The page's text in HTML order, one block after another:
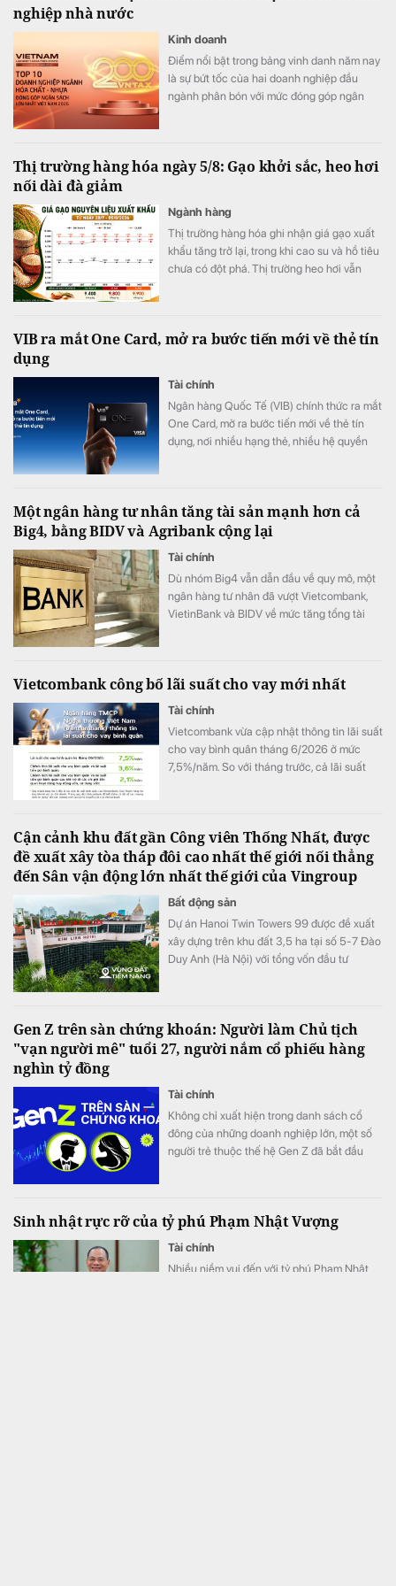
nghiệp nhà nước
Kinh doanh
Điểm nổi bật trong bảng vinh danh năm nay
là sự bứt tốc của hai doanh nghiệp đầu
ngành phân bón với mức đóng góp ngân
Stavian.
Thị trường hàng hóa ngày 5/8: Gạo khởi sắc, heo hơi
nối dài đà giảm
Ngành hàng
Thị trường hàng hóa ghi nhận giá gạo xuất
khẩu tăng trở lại, trong khi cao su và hồ tiêu
chưa có đột phá. Thị trường heo hơi vẫn
VIB ra mắt One Card, mở ra bước tiến mới về thẻ tín
dụng
Tài chính
Ngân hàng Quốc Tế (VIB) chính thức ra mắt
One Card, mở ra bước tiến mới về thẻ tín
dụng, nơi nhiều hạng thẻ, nhiều hệ quyền
Một ngân hàng tư nhân tăng tài sản mạnh hơn cả
Big4, bằng BIDV và Agribank cộng lại
Tài chính
Dù nhóm Big4 vẫn dẫn đầu về quy mô, một
ngân hàng tư nhân đã vượt Vietcombank,
VietinBank và BIDV về mức tăng tổng tài
Vietcombank công bố lãi suất cho vay mới nhất
Tài chính
Vietcombank vừa cập nhật thông tin lãi suất
cho vay bình quân tháng 6/2026 ở mức
7,5%/năm. So với tháng trước, cả lãi suất
Cận cảnh khu đất gần Công viên Thống Nhất, được
đề xuất xây tòa tháp đôi cao nhất thế giới nối thẳng
đến Sân vận động lớn nhất thế giới của Vingroup
Bất động sản
Dự án Hanoi Twin Towers 99 được đề xuất
xây dựng trên khu đất 3,5 ha tại số 5-7 Đào
Duy Anh (Hà Nội) với tổng vốn đầu tư
án đề xuất.
Gen Z trên sàn chứng khoán: Người làm Chủ tịch
"vạn người mê" tuổi 27, người nắm cổ phiếu hàng
nghìn tỷ đồng
Tài chính
Không chỉ xuất hiện trong danh sách cổ
đông của những doanh nghiệp lớn, một số
người trẻ thuộc thế hệ Gen Z đã bắt đầu
Sinh nhật rực rỡ của tỷ phú Phạm Nhật Vượng
Tài chính
Nhiều niềm vui đến với tỷ phú Phạm Nhật